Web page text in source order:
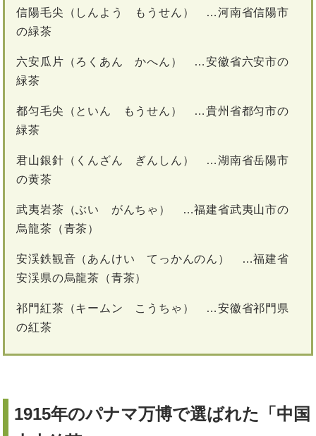
信陽毛尖（しんよう もうせん） …河南省信陽市
の緑茶
六安瓜片（ろくあん かへん） …安徽省六安市の
緑茶
都匀毛尖（といん もうせん） …貴州省都匀市の
緑茶
君山銀針（くんざん ぎんしん） …湖南省岳陽市
の黄茶
武夷岩茶（ぶい がんちゃ） …福建省武夷山市の
烏龍茶（青茶）
安渓鉄観音（あんけい てっかんのん） …福建省
安渓県の烏龍茶（青茶）
祁門紅茶（キームン こうちゃ） …安徽省祁門県
の紅茶
1915年のパナマ万博で選ばれた「中国